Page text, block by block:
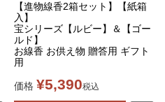
【進物線香2箱セット】【紙箱
入】
宝シリーズ【ルビー】＆【ゴー
ルド】
お線香 お供え物 贈答用 ギフト
用
価格 ¥5,390税込